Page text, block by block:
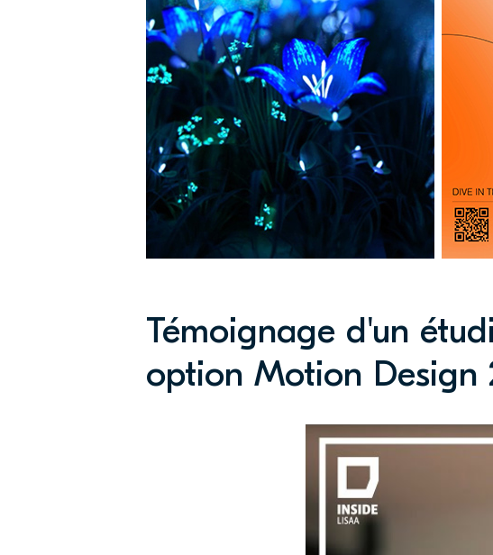
Témoignage d'un
option Motion Design
Eloi,
artistique
à LISAA